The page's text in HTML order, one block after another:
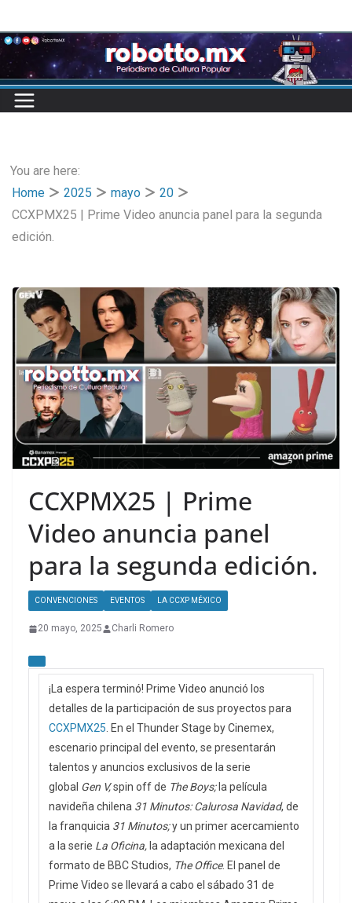
to
content
You are here:
Home
2025 mayo
20
CCXPMX25 | Prime Video anuncia panel para la segunda
edición.
CCXPMX25 | Prime
Video anuncia panel
para la segunda edición.
CONVENCIONES EVENTOS LA CCXP MÉXICO
20 mayo, 2025 Charli Romero
¡La espera terminó! Prime Video anunció los
detalles de la participación de sus proyectos para
CCXPMX25 . En el Thunder Stage by Cinemex,
escenario principal del evento, se presentarán
talentos y anuncios exclusivos de la serie
global Gen V,spin off de The Boys;la película
navideña chilena 31 Minutos: Calurosa Navidad, de
la franquicia 31 Minutos;y un primer acercamiento
a la serie La Oficina, la adaptación mexicana del
formato de BBC Studios, The Office. El panel de
Prime Video se llevará a cabo el sábado 31 de